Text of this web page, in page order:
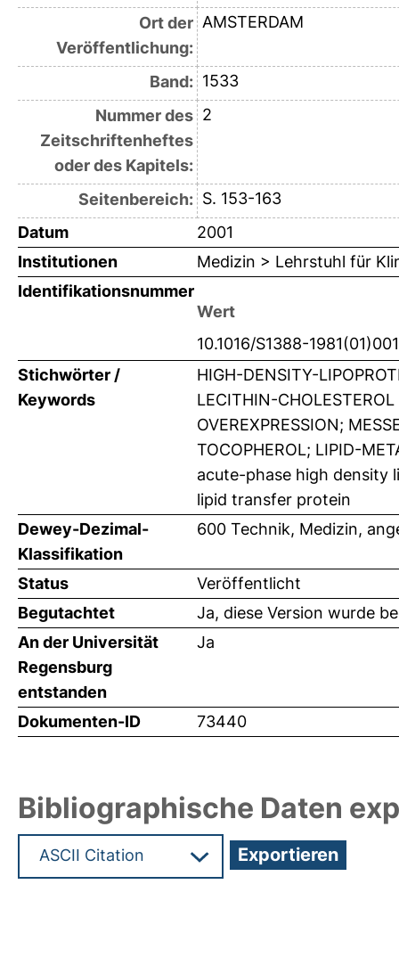
Ort der
Veröffentlichung:
AMSTERDAM
Band: 1533
Nummer des
Zeitschriftenheftes
oder des Kapitels:
2
Seitenbereich: S. 153-163
Datum
2001
Institutionen
Medizin > Lehrstuhl für
Identifikationsnummer
Wert
10.1016/S1388-
Stichwörter /
Keywords
HIGH-DENSITY-
LECITHIN-
OVEREXPRESSION;
TOCOPHEROL; LIPID-
acute-phase high density
lipid transfer protein
Dewey-Dezimal-
Klassifikation
600 Technik, Medizin,
Status
Veröffentlicht
Begutachtet
Ja, diese Version wurde
An der Universität
Regensburg
entstanden
Ja
Dokumenten-ID 73440
Bibliographische Daten